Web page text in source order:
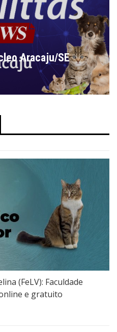
Aracaju/SE
(FeLV): Faculdade
e gratuito